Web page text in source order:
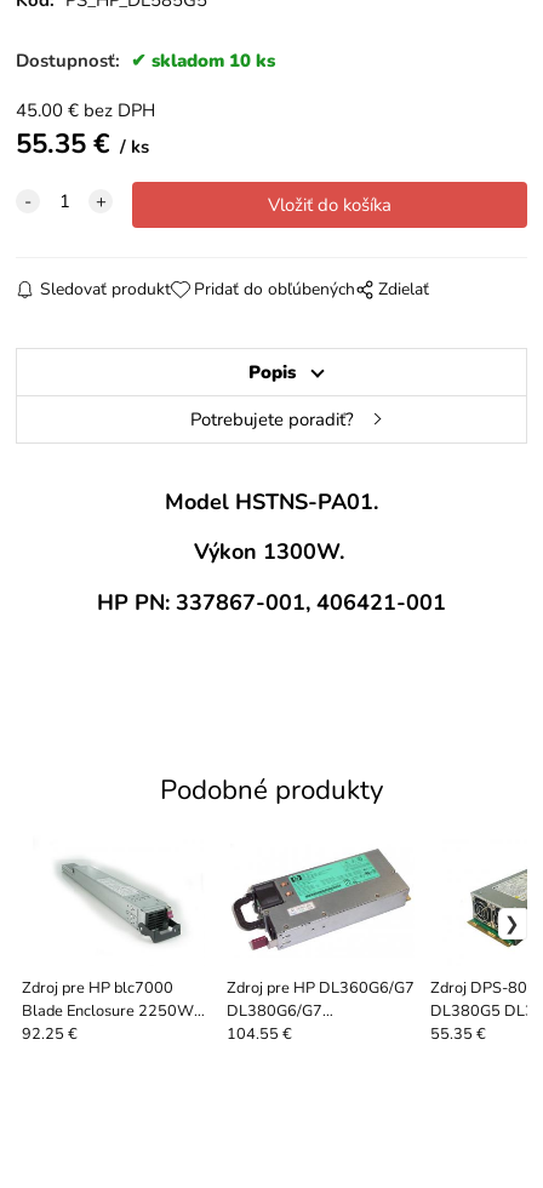
Dostupnosť: skladom 10 ks
45.00 € bez DPH
55.35€ ks
Sledovať produkt Pridať do obľúbených Zdielať
Popis
Potrebujete poradiť?
Model HSTNS-PA01.
Výkon 1300W.
HP PN: 337867-001, 406421-001
Podobné produkty
Zdroj pre HP blc7000
Blade Enclosure 2250W
(398026-001)
92.25 €
Zdroj pre HP DL360G6/G7
DL380G6/G7
DL385G6/G7 1200Watt
104.55 €
Zdroj DPS-
DL380G5
DL385G5
55.35 €